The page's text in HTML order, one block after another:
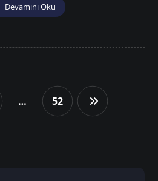
Devamını Oku
… 52